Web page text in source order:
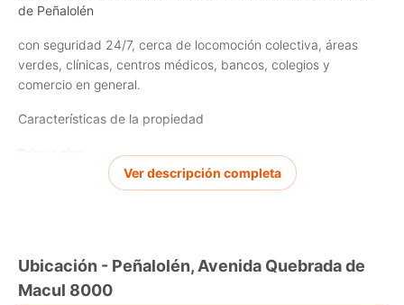
de Peñalolén
con seguridad 24/7, cerca de locomoción colectiva, áreas
verdes, clínicas, centros médicos, bancos, colegios y
comercio en general.
Características de la propiedad
Hall de entrada.
Comedor con salida a patio trasero.
Baño de visitas con ventilación natural.
Ver descripción completa
Ubicación - Peñalolén, Avenida Quebrada de
Macul 8000